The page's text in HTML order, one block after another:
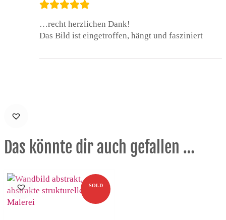
…recht herzlichen Dank!
Das Bild ist eingetroffen, hängt und fasziniert
Das könnte dir auch gefallen …
SOLD